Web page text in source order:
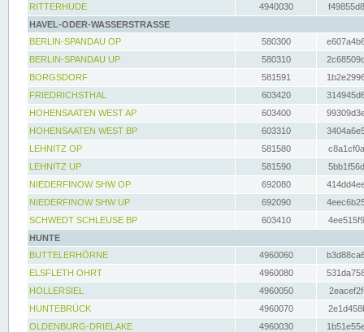
RITTERHUDE
4940030
HAVEL-ODER-WASSERSTRASSE
BERLIN-SPANDAU OP
580300
BERLIN-SPANDAU UP
580310
BORGSDORF
581591
FRIEDRICHSTHAL
603420
HOHENSAATEN WEST AP
603400
HOHENSAATEN WEST BP
603310
LEHNITZ OP
581580
LEHNITZ UP
581590
NIEDERFINOW SHW OP
692080
NIEDERFINOW SHW UP
692090
SCHWEDT SCHLEUSE BP
603410
HUNTE
BUTTELERHÖRNE
4960060
ELSFLETH OHRT
4960080
HOLLERSIEL
4960050
HUNTEBRÜCK
4960070
OLDENBURG-DRIELAKE
4960030